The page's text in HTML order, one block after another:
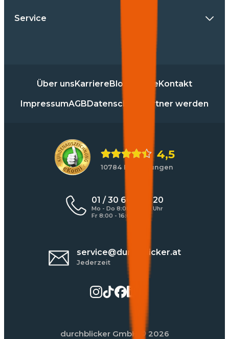
Service
Über unsKarriereBlog PresseKontakt
ImpressumAGBDatenschutz Partner werden
4,5
10784 Bewertungen
01 / 30 60 900 20
Mo - Do 8:00 - 17:00 Uhr
Fr 8:00 - 16:00 Uhr
service@durchblicker.at
Jederzeit
durchblicker GmbH © 2026